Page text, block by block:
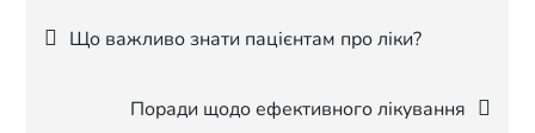
Навігація
записів
Що важливо знати пацієнтам про ліки?
Поради щодо ефективного лікування